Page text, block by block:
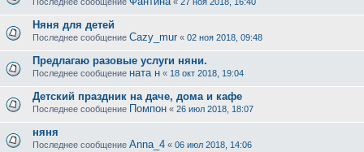
Няня для детей
Последнее сообщение Cazy_mur « 02 ноя 2018, 09:48
Предлагаю разовые услуги няни.
Последнее сообщение ната н « 18 окт 2018, 19:04
Детский праздник на даче, дома и кафе
Последнее сообщение Помпон « 26 июл 2018, 18:07
няня
Последнее сообщение Anna_4 « 06 июл 2018, 14:06